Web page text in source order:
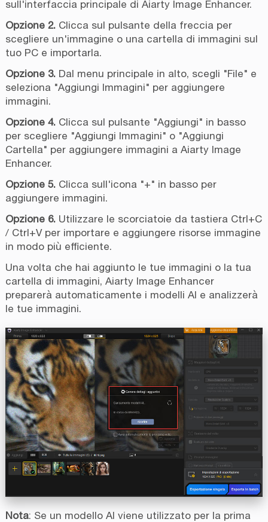
sull'interfaccia principale di Aiarty Image Enhancer.
Opzione 2.Clicca sul pulsante della freccia per
scegliere un'immagine o una cartella di immagini sul
tuo PC e importarla.
Opzione 3.Dal menu principale in alto, scegli "File" e
seleziona "Aggiungi Immagini" per aggiungere
immagini.
Opzione 4.Clicca sul pulsante "Aggiungi" in basso
per scegliere "Aggiungi Immagini" o "Aggiungi
Cartella" per aggiungere immagini a Aiarty Image
Enhancer.
Opzione 5.Clicca sull'icona "+" in basso per
aggiungere immagini.
Opzione 6.Utilizzare le scorciatoie da tastiera Ctrl+C
/ Ctrl+V per importare e aggiungere risorse immagine
in modo più efficiente.
Una volta che hai aggiunto le tue immagini o la tua
cartella di immagini, Aiarty Image Enhancer
preparerà automaticamente i modelli AI e analizzerà
le tue immagini.
Nota: Se un modello AI viene utilizzato per la prima